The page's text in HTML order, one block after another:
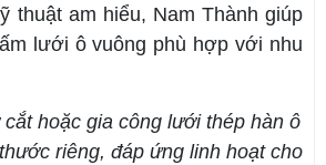
thuật am hiểu, Nam Thành giúp
lưới ô vuông phù hợp với nhu
hoặc gia công lưới thép hàn ô
riêng, đáp ứng linh hoạt cho